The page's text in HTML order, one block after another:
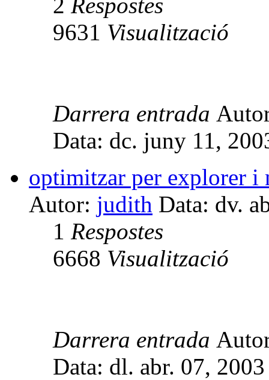
9631 Visualització
Darrera entrada
Data: dc. juny 11,
optimitzar per explorer i
Autor: judith Data: dv.
1 Respostes
6668 Visualització
Darrera entrada
Data: dl. abr. 07,